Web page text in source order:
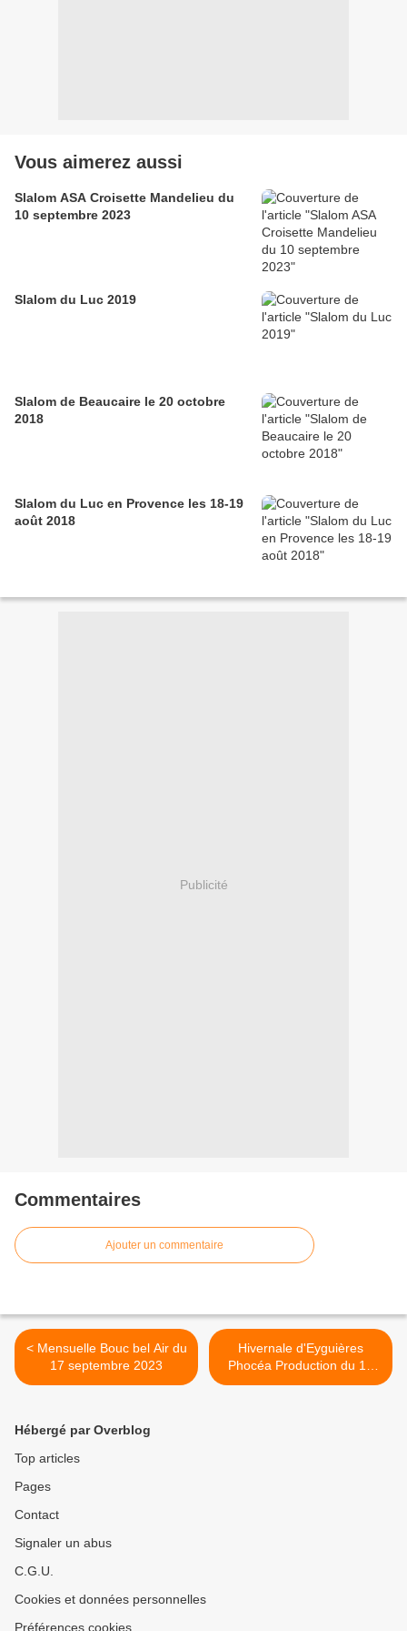
Vous aimerez aussi
Slalom ASA Croisette Mandelieu du
10 septembre 2023
Slalom du Luc 2019
Slalom de Beaucaire le 20 octobre
2018
Slalom du Luc en Provence les 18-19
août 2018
Publicité
Commentaires
Ajouter un commentaire
< Mensuelle Bouc bel Air du
17 septembre 2023
Hivernale d'Eyguières
Phocéa Production du 10
décembre 2023 >
Hébergé par Overblog
Top articles
Pages
Contact
Signaler un abus
C.G.U.
Cookies et données personnelles
Préférences cookies